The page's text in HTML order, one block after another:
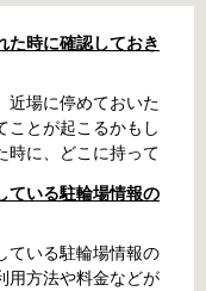
た時に確認しておき
近場に停めておいた
ことが起こるかもし
時に、どこに持って
された時に知ってお
た。 一宮市で撤去
駅・自転車一時保管
電話 0586-71-7100
ている駐輪場情報の
ている駐輪場情報の
用方法や料金などが